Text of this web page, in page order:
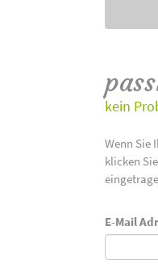
kein
Wenn Sie
klicken
E-Mail